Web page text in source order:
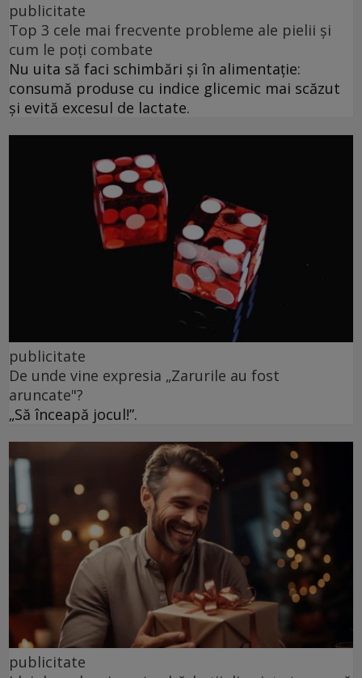
publicitate
Top 3 cele mai frecvente probleme ale pielii și
cum le poți combate
Nu uita să faci schimbări și în alimentație:
consumă produse cu indice glicemic mai scăzut
și evită excesul de lactate.
publicitate
De unde vine expresia „Zarurile au fost
aruncate"?
„Să înceapă jocul!”.
publicitate